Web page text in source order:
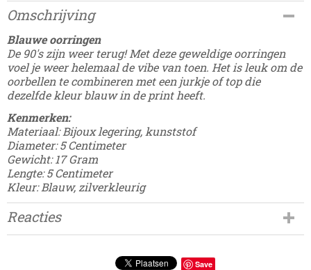
Productcode
CHRSTN-4
EAN code
8785275687003
Omschrijving
Blauwe oorringen
De 90's zijn weer terug! Met deze geweldige oorringen
voel je weer helemaal de vibe van toen. Het is leuk om de
oorbellen te combineren met een jurkje of top die
dezelfde kleur blauw in de print heeft.
Kenmerken:
Materiaal: Bijoux legering, kunststof
Diameter: 5 Centimeter
Gewicht: 17 Gram
Lengte: 5 Centimeter
Kleur: Blauw, zilverkleurig
Reacties
Save